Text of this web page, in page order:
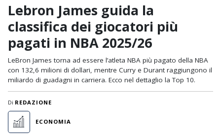
Lebron James guida la
classifica dei giocatori più
pagati in NBA 2025/26
LeBron James torna ad essere l’atleta NBA più pagato della NBA
con 132,6 milioni di dollari, mentre Curry e Durant raggiungono il
miliardo di guadagni in carriera. Ecco nel dettaglio la Top 10.
Di REDAZIONE
ECONOMIA